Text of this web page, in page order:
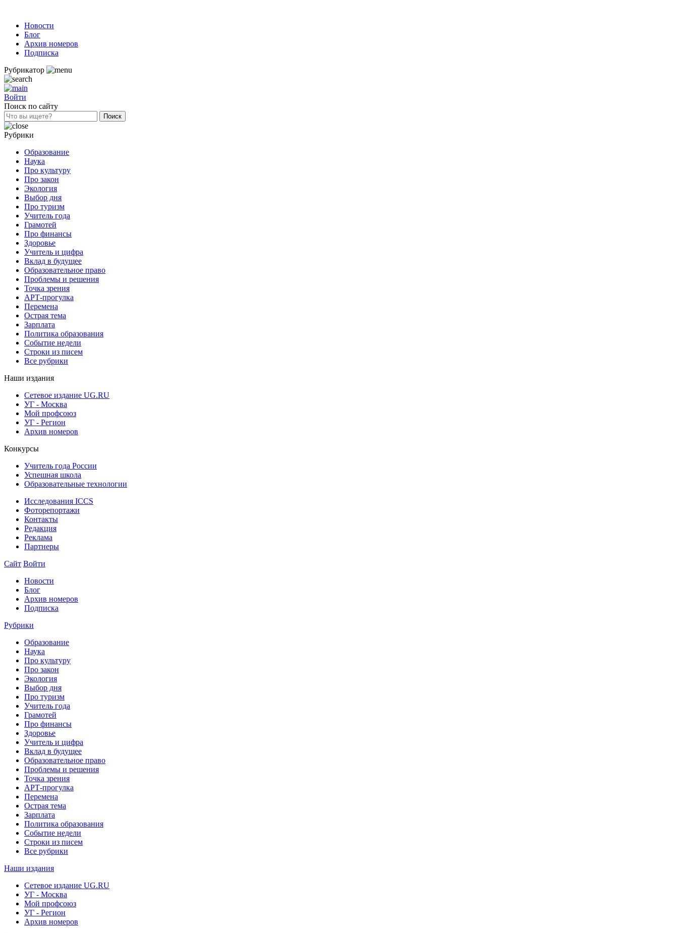
Новости
Блог
Архив номеров
Подписка
Рубрикатор
Войти
Поиск по сайту
Рубрики
Образование
Наука
Про культуру
Про закон
Экология
Выбор дня
Про туризм
Учитель года
Грамотей
Про финансы
Здоровье
Учитель и цифра
Вклад в будущее
Образовательное право
Проблемы и решения
Точка зрения
АРТ-прогулка
Перемена
Острая тема
Зарплата
Политика образования
Событие недели
Строки из писем
Все рубрики
Наши издания
Сетевое издание UG.RU
УГ - Москва
Мой профсоюз
УГ - Регион
Архив номеров
Конкурсы
Учитель года России
Успешная школа
Образовательные технологии
Исследования ICCS
Фоторепортажи
Контакты
Редакция
Реклама
Партнеры
Сайт Войти
Новости
Блог
Архив номеров
Подписка
Рубрики
Образование
Наука
Про культуру
Про закон
Экология
Выбор дня
Про туризм
Учитель года
Грамотей
Про финансы
Здоровье
Учитель и цифра
Вклад в будущее
Образовательное право
Проблемы и решения
Точка зрения
АРТ-прогулка
Перемена
Острая тема
Зарплата
Политика образования
Событие недели
Строки из писем
Все рубрики
Наши издания
Сетевое издание UG.RU
УГ - Москва
Мой профсоюз
УГ - Регион
Архив номеров